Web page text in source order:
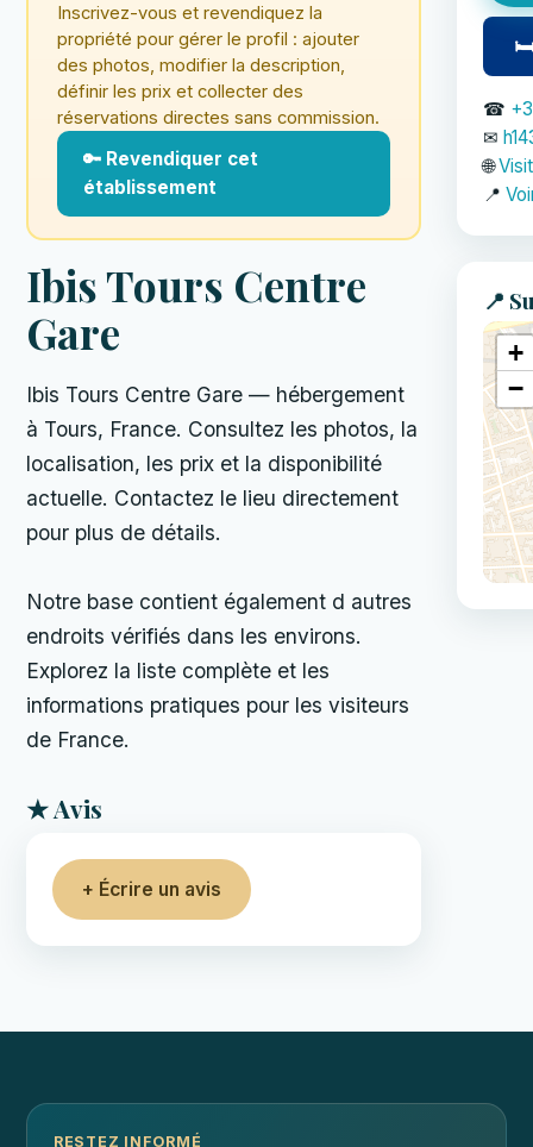
Inscrivez-vous et revendiquez la
propriété pour gérer le profil : ajouter
des photos, modifier la description,
définir les prix et collecter des
réservations directes sans commission.
🔑 Revendiquer cet
établissement
Ibis Tours Centre
Gare
Ibis Tours Centre Gare — hébergement
à Tours, France. Consultez les photos, la
localisation, les prix et la disponibilité
actuelle. Contactez le lieu directement
pour plus de détails.
Notre base contient également d autres
endroits vérifiés dans les environs.
Explorez la liste complète et les
informations pratiques pour les visiteurs
de France.
★ Avis
+ Écrire un avis
🛏
☎
✉
🌐
📍
📍
+
−
RESTEZ INFORMÉ